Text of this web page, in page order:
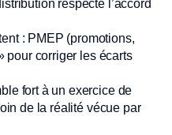
respecte l’accord
: PMEP (promotions,
pour corriger les écarts
fort à un exercice de
de la réalité vécue par